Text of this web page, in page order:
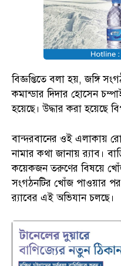
বিজ্ঞপ্তিতে বলা হয়, জঙ্গি
কমান্ডার দিদার হোসেন
হয়েছে। উদ্ধার করা হয়েছে
বান্দরবানের ওই এলাকায়
নামার কথা জানায় র‌্যাব।
কয়েকজন তরুণের বিষয়ে
সংগঠনটির খোঁজ পাওয়ার
র‌্যাবের এই অভিযান চলছে।